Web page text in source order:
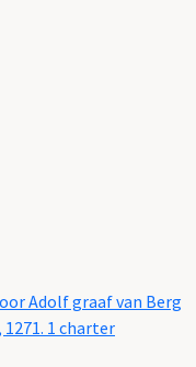
Adolf graaf van Berg
1 charter